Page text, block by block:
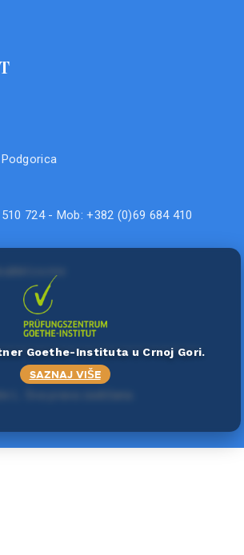
724 - Mob: +382 (0)69 684 410
Goethe-Instituta u Crnoj Gori.
SAZNAJ VIŠE